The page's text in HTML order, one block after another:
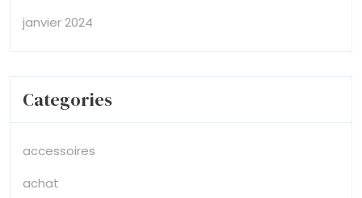
janvier 2024
Categories
accessoires
achat